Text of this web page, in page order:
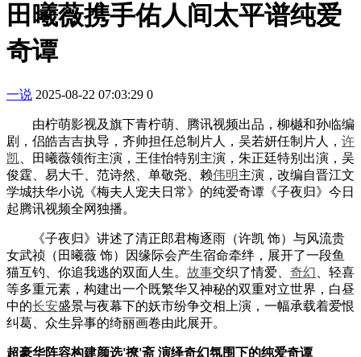
田曦薇携手佑人间太平谱纯爱
奇谭
一说 2025-08-22 07:03:29 0
由柠萌影视及旗下青柠萌、腾讯视频出品，柳樾和孙临编
剧，侣皓吉吉执导，齐帅担任总制片人，吴若妍任制片人， 许
凯 、田曦薇领衔主演，王佳怡特别主演，朱正廷特别出演，吴
俊霆、易大千、范诗然、单敬尧、赖伟明主演，改编自晋江文
学城扶华小说《梅夫人宠夫日常》的纯爱奇谭《子夜归》今日
起腾讯视频全网独播。
《子夜归》讲述了清正郎君梅逐雨（许凯 饰）与风流贵
女武祯（田曦薇 饰）因缘际会产生宿命牵绊，展开了一段鱼
猫互钓、你追我逃的双面人生。 故事交织了情爱、 奇幻 、轻喜
等多重元素，构建出一个既繁华又神秘的双重对立世界，白昼
中的长安盛景与夜幕下的妖市纷争交相上演，一幅承载着爱恨
纠葛、众生异事的绮丽画卷由此展开。
超豪华阵容构建颜选'撩'斋 演绎奇幻氛围下的纯爱奇谭